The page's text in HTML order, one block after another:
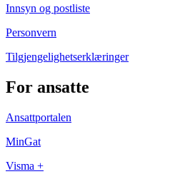
Innsyn og postliste
Personvern
Tilgjengelighetserklæringer
For ansatte
Ansattportalen
MinGat
Visma +